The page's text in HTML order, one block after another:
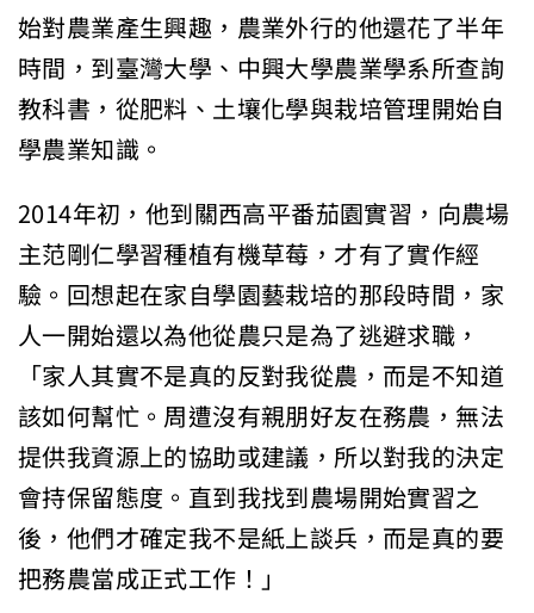
始對農業產生興趣，農業外行的他還花了半年
時間，到臺灣大學、中興大學農業學系所查詢
教科書，從肥料、土壤化學與栽培管理開始自
學農業知識。
2014年初，他到關西高平番茄園實習，向農場
主范剛仁學習種植有機草莓，才有了實作經
驗。回想起在家自學園藝栽培的那段時間，家
人一開始還以為他從農只是為了逃避求職，
「家人其實不是真的反對我從農，而是不知道
該如何幫忙。周遭沒有親朋好友在務農，無法
提供我資源上的協助或建議，所以對我的決定
會持保留態度。直到我找到農場開始實習之
後，他們才確定我不是紙上談兵，而是真的要
把務農當成正式工作！」